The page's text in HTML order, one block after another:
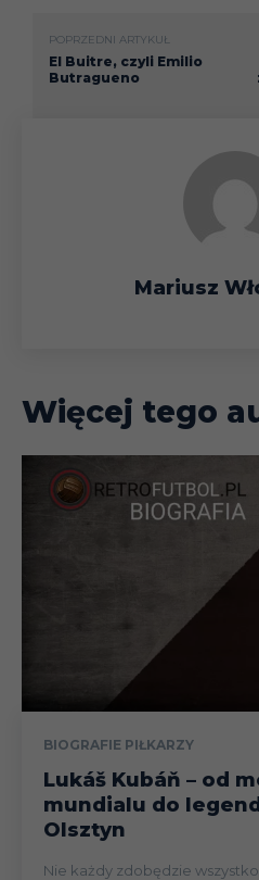
POPRZEDNI ARTYKUŁ
El Buitre, czyli Emilio
Butragueno
Mariusz
Więcej tego
BIOGRAFIE PIŁKARZY
Lukáš Kubáň – od
mundialu do
Olsztyn
Nie każdy zdobędzie